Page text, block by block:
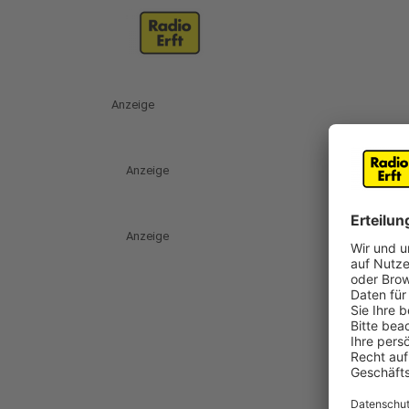
Anzeige
Anzeige
Anzeige